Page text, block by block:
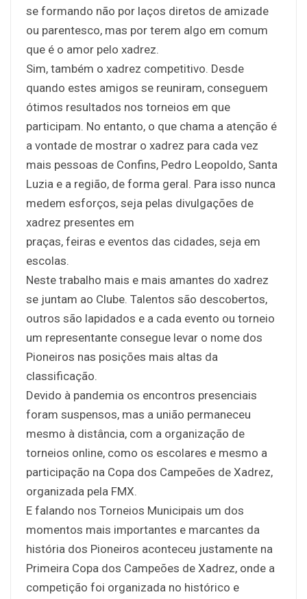
se formando não por laços diretos de amizade
ou parentesco, mas por terem algo em comum
que é o amor pelo xadrez.
Sim, também o xadrez competitivo. Desde
quando estes amigos se reuniram, conseguem
ótimos resultados nos torneios em que
participam. No entanto, o que chama a atenção é
a vontade de mostrar o xadrez para cada vez
mais pessoas de Confins, Pedro Leopoldo, Santa
Luzia e a região, de forma geral. Para isso nunca
medem esforços, seja pelas divulgações de
xadrez presentes em
praças, feiras e eventos das cidades, seja em
escolas.
Neste trabalho mais e mais amantes do xadrez
se juntam ao Clube. Talentos são descobertos,
outros são lapidados e a cada evento ou torneio
um representante consegue levar o nome dos
Pioneiros nas posições mais altas da
classificação.
Devido à pandemia os encontros presenciais
foram suspensos, mas a união permaneceu
mesmo à distância, com a organização de
torneios online, como os escolares e mesmo a
participação na Copa dos Campeões de Xadrez,
organizada pela FMX.
E falando nos Torneios Municipais um dos
momentos mais importantes e marcantes da
história dos Pioneiros aconteceu justamente na
Primeira Copa dos Campeões de Xadrez, onde a
competição foi organizada no histórico e